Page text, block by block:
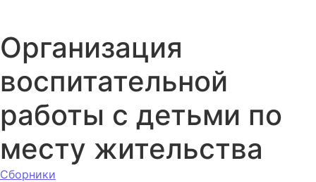
Организация
воспитательной
работы с детьми по
месту жительства
Сборники